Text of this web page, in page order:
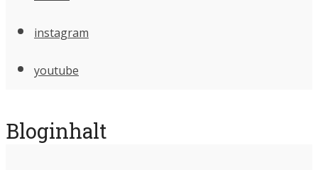
instagram
youtube
Bloginhalt